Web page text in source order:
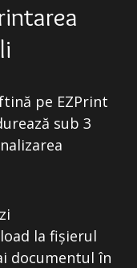
pe EZPrint
sub 3
la fișierul
documentul în